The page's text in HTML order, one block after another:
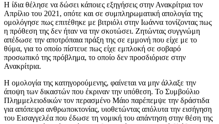
Η ίδια θέλησε να δώσει κάποιες εξηγήσεις στην Ανακρίτρια τον
Απρίλιο του 2021, οπότε και σε συμπληρωματική απολογία της
ομολόγησε πως επιτέθηκε με βιτριόλι στην Ιωάννα τονίζοντας πως
η πρόθεση της δεν ήταν να την σκοτώσει. Ζητώντας συγγνώμη
απέδωσε την αποτρόπαια πράξη της σε εμμονή που είχε με το
θύμα, για το οποίο πίστευε πως είχε εμπλοκή σε σοβαρό
προσωπικό της πρόβλημα, το οποίο δεν προσδιόρισε στην
Ανακρίτρια.
Η ομολογία της κατηγορούμενης, φαίνεται να μην άλλαξε την
άποψη των δικαστών που έκριναν την υπόθεση. Το Συμβούλιο
Πλημμελειοδικών τον περασμένο Μάιο παρέπεμψε την δράστιδα
για απόπειρα ανθρωποκτονίας, υιοθετώντας απόλυτα την εισήγηση
του Εισαγγελέα που έδωσε τη νομική του απάντηση στην θέση της